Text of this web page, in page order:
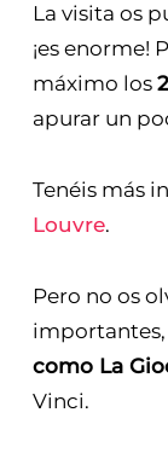
La visita os
¡es enorme!
máximo los
apurar un
Tenéis más
Louvre.
Pero no os
importantes,
como La
Vinci.